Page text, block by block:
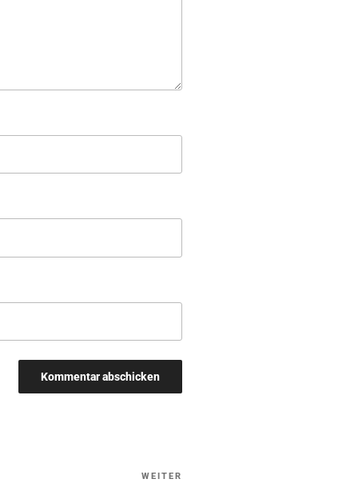
WEITER